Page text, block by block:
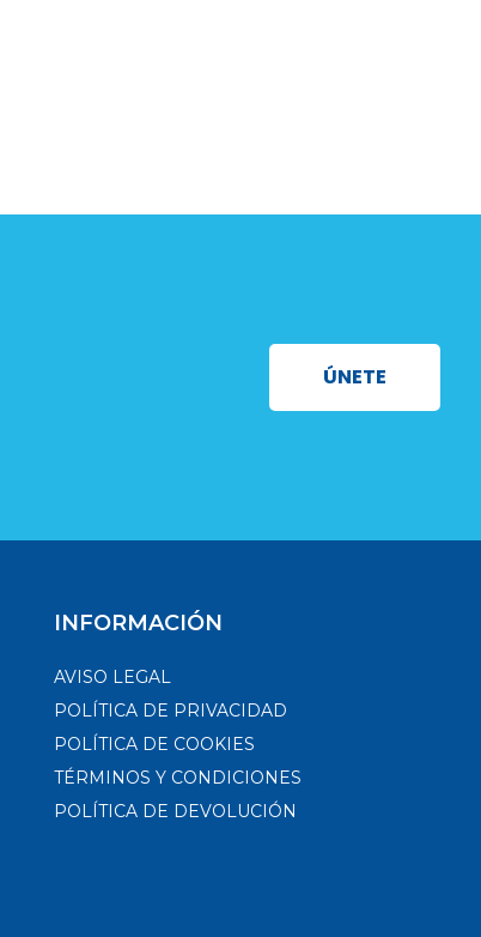
ÚNETE
INFORMACIÓN
AVISO LEGAL
POLÍTICA DE PRIVACIDAD
POLÍTICA DE COOKIES
TÉRMINOS Y CONDICIONES
POLÍTICA DE DEVOLUCIÓN